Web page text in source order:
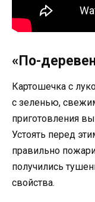
«По-
Картошечка с
с зеленью,
приготовления
Устоять перед
правильно
получились
свойства.